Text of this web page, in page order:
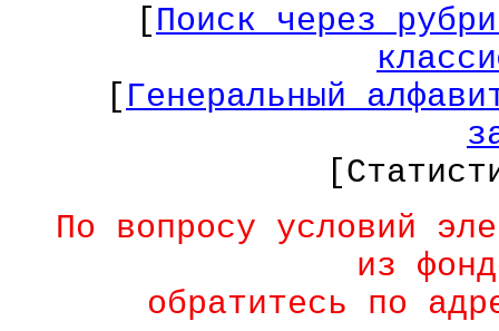
[Поиск через
[ Генеральный
По вопросу условий
из
обратитесь по